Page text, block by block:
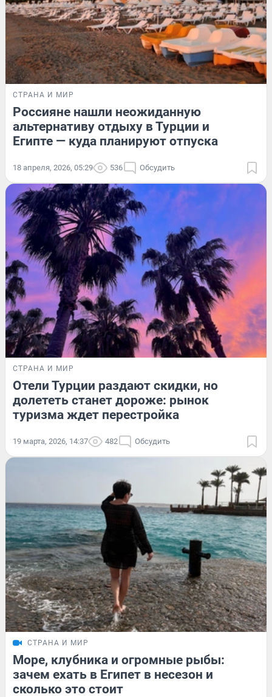
СТРАНА И МИР
Россияне нашли неожиданную
альтернативу отдыху в Турции и
Египте — куда планируют отпуска
18 апреля, 2026, 05:29 536 Обсудить
СТРАНА И МИР
Отели Турции раздают скидки, но
долететь станет дороже: рынок
туризма ждет перестройка
19 марта, 2026, 14:37 482 Обсудить
СТРАНА И МИР
Море, клубника и огромные рыбы:
зачем ехать в Египет в несезон и
сколько это стоит